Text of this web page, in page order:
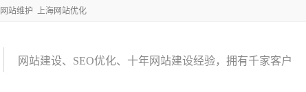
站维护 上海网站优化
网 站建设、 SEO优化、 十年网 站建设经验， 拥有千家客户